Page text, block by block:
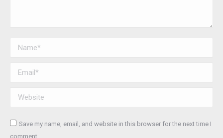
Name *
Email *
Website
Save my name, email, and website in this browser for the next time I
comment.